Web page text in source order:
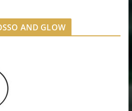
AND GLOW